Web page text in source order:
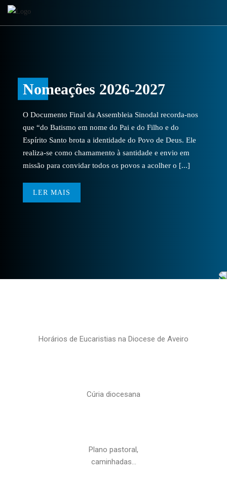
Nomeações 2026-2027
O Documento Final da Assembleia Sinodal recorda-nos
que “do Batismo em nome do Pai e do Filho e do
Espírito Santo brota a identidade do Povo de Deus. Ele
realiza-se como chamamento à santidade e envio em
missão para convidar todos os povos a acolher o [...]
LER MAIS
Horários de Eucaristias na Diocese de Aveiro
Cúria diocesana
Plano pastoral,
caminhadas…